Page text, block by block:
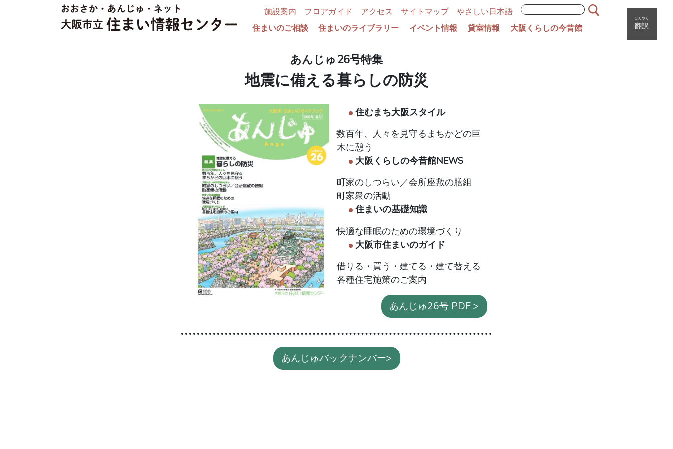
施設案内 フロアガイド アクセス サイトマップ
やさしい日本語
住まいのご相談
住まいのライブラリー イベント情報 貸室情報 大阪くらしの今昔館 翻訳
ほんやく
あんじゅ26号特集
地震に備える暮らしの防災
住むまち大阪スタイル
数百年、人々を見守るまちかどの巨
木に憩う
大阪くらしの今昔館NEWS
町家のしつらい／会所座敷の膳組
町家衆の活動
住まいの基礎知識
快適な睡眠のための環境づくり
大阪市住まいのガイド
借りる・買う・建てる・建て替える
各種住宅施策のご案内
あんじゅ26号 PDF >
あんじゅバックナンバー>